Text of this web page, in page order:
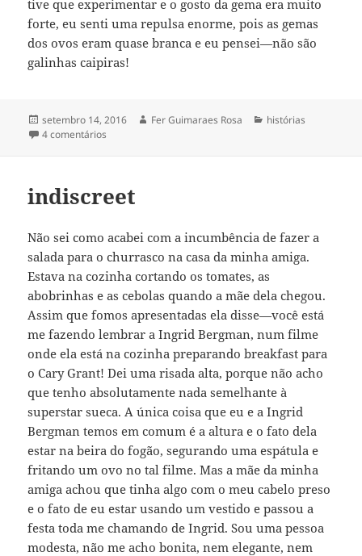
tive que experimentar e o gosto da gema era muito
forte, eu senti uma repulsa enorme, pois as gemas
dos ovos eram quase branca e eu pensei—não são
galinhas caipiras!
Publicado
em
setembro 14, 2016 Autor
Fer Guimaraes Rosa Categorias
histórias
4 comentários
indiscreet
Não sei como acabei com a incumbência de fazer a
salada para o churrasco na casa da minha amiga.
Estava na cozinha cortando os tomates, as
abobrinhas e as cebolas quando a mãe dela chegou.
Assim que fomos apresentadas ela disse—você está
me fazendo lembrar a Ingrid Bergman, num filme
onde ela está na cozinha preparando breakfast para
o Cary Grant! Dei uma risada alta, porque não acho
que tenho absolutamente nada semelhante à
superstar sueca. A única coisa que eu e a Ingrid
Bergman temos em comum é a altura e o fato dela
estar na beira do fogão, segurando uma espátula e
fritando um ovo no tal filme. Mas a mãe da minha
amiga achou que tinha algo com o meu cabelo preso
e o fato de eu estar usando um vestido e passou a
festa toda me chamando de Ingrid. Sou uma pessoa
modesta, não me acho bonita, nem elegante, nem